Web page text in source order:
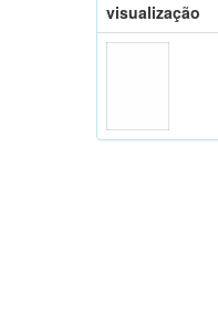
visualização